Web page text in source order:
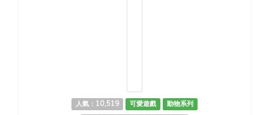
人氣：10,519 可愛遊戲
動物系列